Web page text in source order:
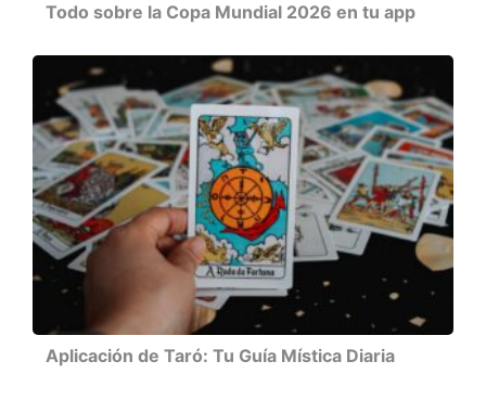
Todo sobre la Copa Mundial 2026 en tu app
Aplicación de Taró: Tu Guía Mística Diaria